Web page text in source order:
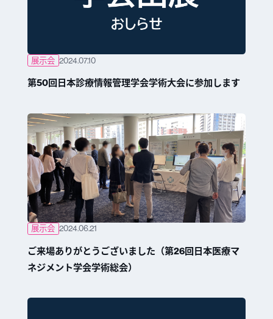
展示会 2024.07.10
第50回日本診療情報管理学会学術大会に参加します
展示会 2024.06.21
ご来場ありがとうございました（第26回日本医療マ
ネジメント学会学術総会）